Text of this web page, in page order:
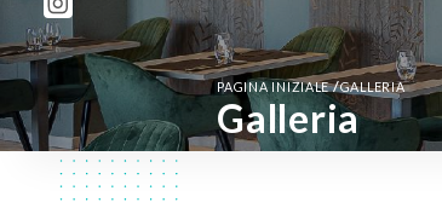
PAGINA INIZIALE/GALLERIA
Galleria